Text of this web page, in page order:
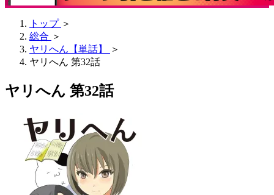
トップ ＞
総合 ＞
ヤリへん【単話】
＞
ヤリへん 第32話
ヤリへん 第32話